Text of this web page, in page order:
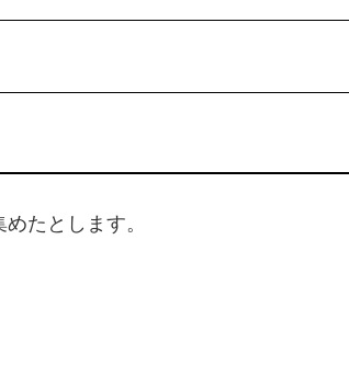
たとします。